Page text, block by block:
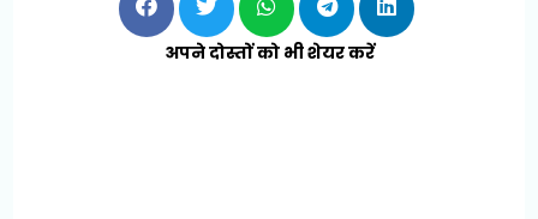
अपने दोस्तों को भी शेयर करें